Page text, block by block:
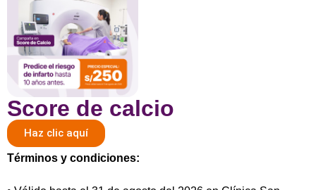
Score de calcio
Haz clic aquí
Términos y condiciones: